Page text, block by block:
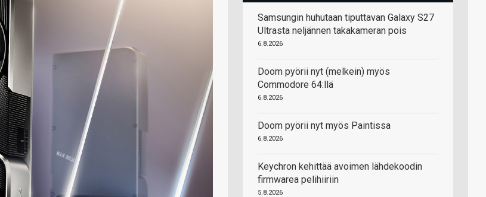
Samsungin huhutaan tiputtavan Galaxy S27
Ultrasta neljännen takakameran pois
6.8.2026
Doom pyörii nyt (melkein) myös
Commodore 64:llä
6.8.2026
Doom pyörii nyt myös Paintissa
6.8.2026
Keychron kehittää avoimen lähdekoodin
firmwarea pelihiiriin
5.8.2026